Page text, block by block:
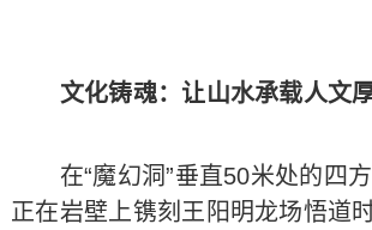
文化铸魂：让山水承载人文
在“魔幻洞”垂直50米处的四方
正在岩壁上镌刻王阳明龙场悟道